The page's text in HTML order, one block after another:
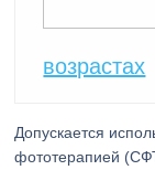
возрастах
Допускается
фототерапией